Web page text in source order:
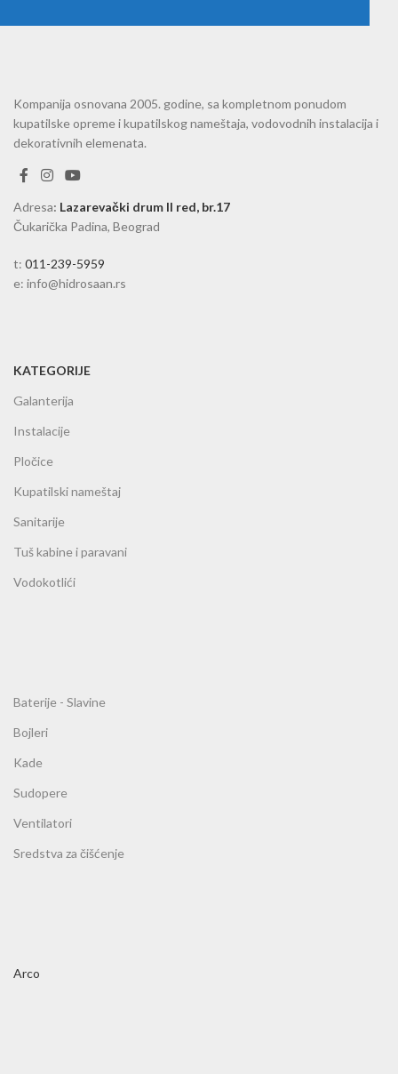
Kompanija osnovana 2005. godine, sa kompletnom ponudom
kupatilske opreme i kupatilskog nameštaja, vodovodnih instalacija i
dekorativnih elemenata.
Adresa: Lazarevački drum II red, br.17
Čukarička Padina, Beograd
t: 011-239-5959
e: info@hidrosaan.rs
KATEGORIJE
Galanterija
Instalacije
Pločice
Kupatilski nameštaj
Sanitarije
Tuš kabine i paravani
Vodokotlići
Baterije - Slavine
Bojleri
Kade
Sudopere
Ventilatori
Sredstva za čišćenje
Arco